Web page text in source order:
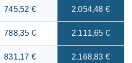
745,52 € 2.054,48 €
788,35 € 2.111,65 €
831,17 € 2.168,83 €